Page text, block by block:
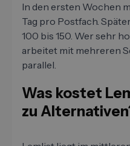
In den ersten Wochen
Tag pro Postfach.
100 bis 150. Wer sehr
arbeitet mit mehreren
parallel.
Was kostet
zu